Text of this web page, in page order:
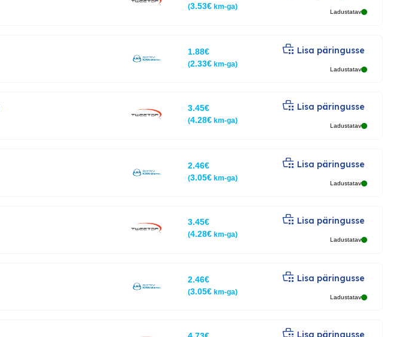
(3.53€km-ga)
Ladustatav
1.88€
(2.33€km-ga)
Lisa päringusse
Ladustatav
3.45€
(4.28€km-ga)
Lisa päringusse
Ladustatav
2.46€
(3.05€km-ga)
Lisa päringusse
Ladustatav
3.45€
(4.28€km-ga)
Lisa päringusse
Ladustatav
2.46€
(3.05€km-ga)
Lisa päringusse
Ladustatav
Lisa päringusse